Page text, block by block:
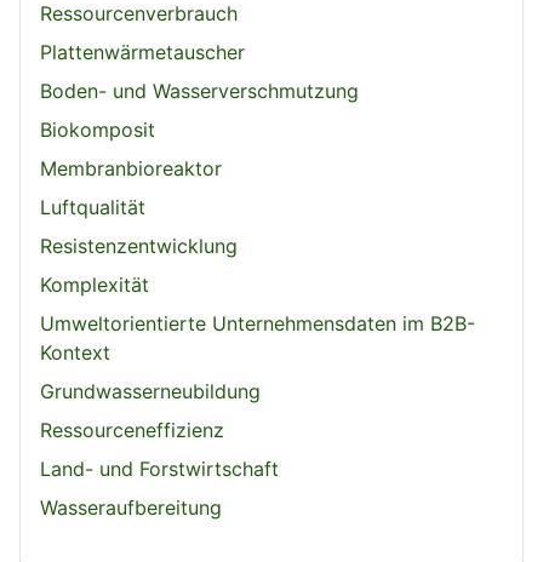
Ressourcenverbrauch
Plattenwärmetauscher
Boden- und Wasserverschmutzung
Biokomposit
Membranbioreaktor
Luftqualität
Resistenzentwicklung
Komplexität
Umweltorientierte Unternehmensdaten im B2B-
Kontext
Grundwasserneubildung
Ressourceneffizienz
Land- und Forstwirtschaft
Wasseraufbereitung